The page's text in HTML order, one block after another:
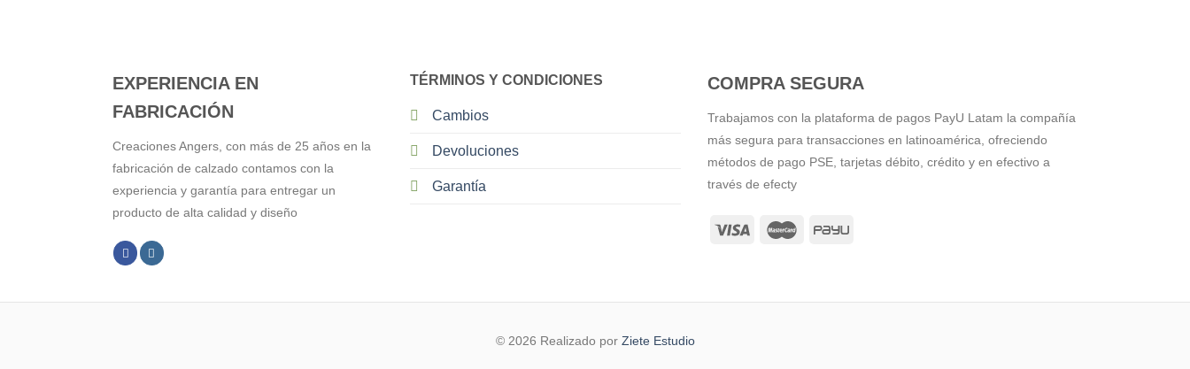
EXPERIENCIA EN
FABRICACIÓN
Creaciones Angers, con más de 25 años en la
fabricación de calzado contamos con la
experiencia y garantía para entregar un
producto de alta calidad y diseño
TÉRMINOS Y CONDICIONES
Cambios
Devoluciones
Garantía
COMPRA SEGURA
Trabajamos con la plataforma de pagos PayU Latam la compañía
más segura para transacciones en latinoamérica, ofreciendo
métodos de pago PSE, tarjetas débito, crédito y en efectivo a
través de efecty
© 2026 Realizado por Ziete Estudio